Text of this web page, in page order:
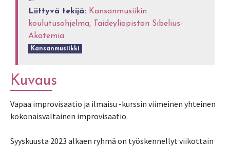
Liittyvä tekijä: Kansanmusiikin
koulutusohjelma, Taideyliopiston Sibelius-
Akatemia
Kansanmusiikki
Kuvaus
Vapaa improvisaatio ja ilmaisu -kurssin viimeinen yhteinen
kokonaisvaltainen improvisaatio.
Syyskuusta 2023 alkaen ryhmä on työskennellyt viikottain